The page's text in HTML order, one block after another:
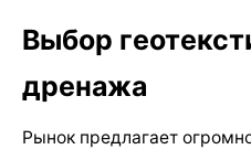
Выбор
дренажа
Рынок предлагает